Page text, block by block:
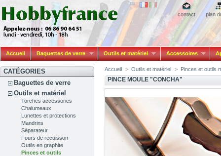
contact plan
Accueil Baguettes de verre Outils et matériel Accessoires
CATÉGORIES
Baguettes de verre
Outils et matériel
Torches accessories
Chalumeaux
Lunettes et protections
Mandrins
Séparateur
Fours de recuisson
Outils en graphite
Pinces et outils
Accueil > Outils et matériel > Pinces et outils
PINCE MOULE "CONCHA"